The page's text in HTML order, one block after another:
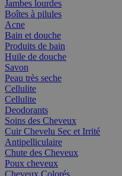
Jambes lourdes
Boîtes à pilules
Acne
Bain et douche
Produits de bain
Huile de douche
Savon
Peau très seche
Cellulite
Cellulite
Deodorants
Soins des Cheveux
Cuir Chevelu Sec et Irrité
Antipelliculaire
Chute des Cheveux
Poux cheveux